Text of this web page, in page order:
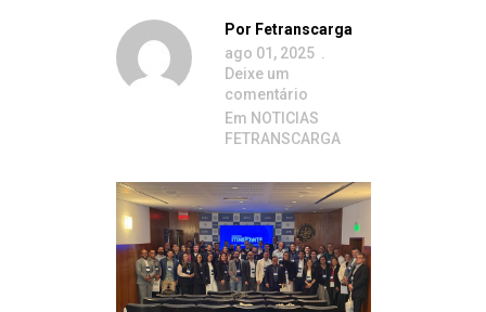
Por Fetranscarga
ago 01, 2025
Deixe um
comentário
Em NOTICIAS
FETRANSCARGA